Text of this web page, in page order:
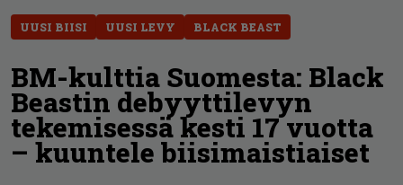
UUSI BIISI UUSI LEVY BLACK BEAST
BM-kulttia Suomesta: Black
Beastin debyyttilevyn
tekemisessä kesti 17 vuotta
– kuuntele biisimaistiaiset